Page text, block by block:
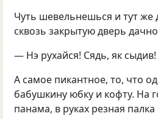
Чуть шевельнешься и тут же
сквозь закрытую дверь
— Нэ рухайся! Сядь, як сыдив!
А самое пикантное, то, что
бабушкину юбку и кофту. На
панама, в руках резная